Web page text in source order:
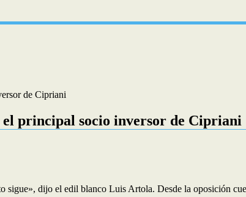
de Cipriani
el principal socio inversor de Cipriani
sigue», dijo el edil blanco Luis Artola. Desde la oposición